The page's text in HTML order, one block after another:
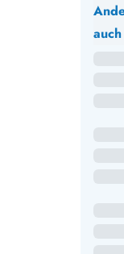
auch